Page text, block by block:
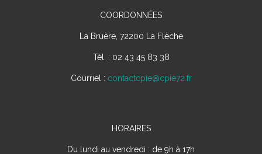
COORDONNÉES
La Bruère, 72200 La Flèche
Tél. : 02 43 45 83 38
Courriel : contactcpie@cpie72.fr
HORAIRES
Du lundi au vendredi : de 9h à 17h